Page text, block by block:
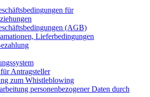
für
(AGB)
Lieferbedingungen
Antragsteller
zum Whistleblowing
personenbezogener Daten durch